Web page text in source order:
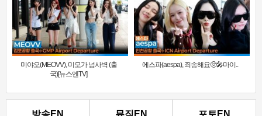
미야오(MEOVV), 미모가 넘사벽 (출
국)[뉴스엔TV]
에스파(aespa), 죄송해요🥺🎤마이..